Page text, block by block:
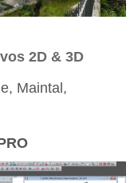
2D & 3D
Maintal,